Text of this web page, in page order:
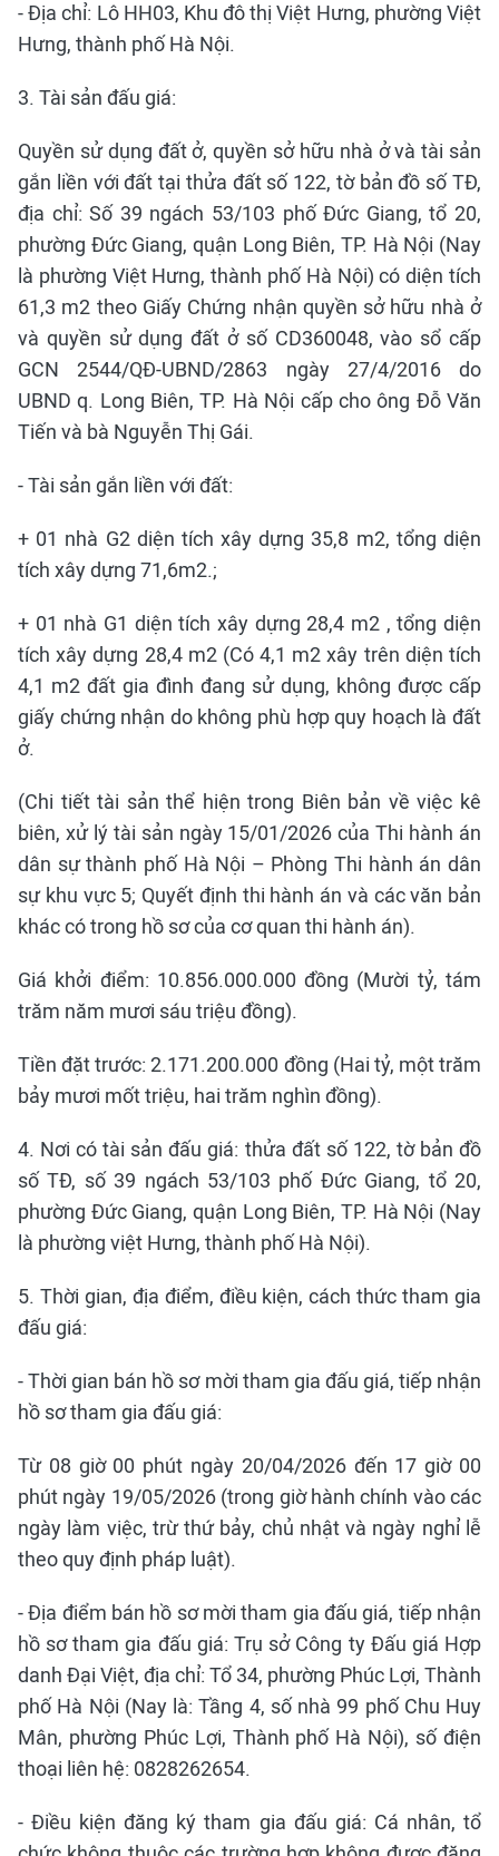
- Địa chỉ: Lô HH03, Khu đô thị Việt Hưng, phường Việt
Hưng, thành phố Hà Nội.
3. Tài sản đấu giá:
Quyền sử dụng đất ở, quyền sở hữu nhà ở và tài sản
gắn liền với đất tại thửa đất số 122, tờ bản đồ số TĐ,
địa chỉ: Số 39 ngách 53/103 phố Đức Giang, tổ 20,
phường Đức Giang, quận Long Biên, TP. Hà Nội (Nay
là phường Việt Hưng, thành phố Hà Nội) có diện tích
61,3 m2 theo Giấy Chứng nhận quyền sở hữu nhà ở
và quyền sử dụng đất ở số CD360048, vào sổ cấp
GCN 2544/QĐ-UBND/2863 ngày 27/4/2016 do
UBND q. Long Biên, TP. Hà Nội cấp cho ông Đỗ Văn
Tiến và bà Nguyễn Thị Gái.
- Tài sản gắn liền với đất:
+ 01 nhà G2 diện tích xây dựng 35,8 m2, tổng diện
tích xây dựng 71,6m2.;
+ 01 nhà G1 diện tích xây dựng 28,4 m2 , tổng diện
tích xây dựng 28,4 m2 (Có 4,1 m2 xây trên diện tích
4,1 m2 đất gia đình đang sử dụng, không được cấp
giấy chứng nhận do không phù hợp quy hoạch là đất
ở.
(Chi tiết tài sản thể hiện trong Biên bản về việc kê
biên, xử lý tài sản ngày 15/01/2026 của Thi hành án
dân sự thành phố Hà Nội – Phòng Thi hành án dân
sự khu vực 5; Quyết định thi hành án và các văn bản
khác có trong hồ sơ của cơ quan thi hành án).
Giá khởi điểm: 10.856.000.000 đồng (Mười tỷ, tám
trăm năm mươi sáu triệu đồng).
Tiền đặt trước: 2.171.200.000 đồng (Hai tỷ, một trăm
bảy mươi mốt triệu, hai trăm nghìn đồng).
4. Nơi có tài sản đấu giá: thửa đất số 122, tờ bản đồ
số TĐ, số 39 ngách 53/103 phố Đức Giang, tổ 20,
phường Đức Giang, quận Long Biên, TP. Hà Nội (Nay
là phường việt Hưng, thành phố Hà Nội).
5. Thời gian, địa điểm, điều kiện, cách thức tham gia
đấu giá:
- Thời gian bán hồ sơ mời tham gia đấu giá, tiếp nhận
hồ sơ tham gia đấu giá:
Từ 08 giờ 00 phút ngày 20/04/2026 đến 17 giờ 00
phút ngày 19/05/2026 (trong giờ hành chính vào các
ngày làm việc, trừ thứ bảy, chủ nhật và ngày nghỉ lễ
theo quy định pháp luật).
- Địa điểm bán hồ sơ mời tham gia đấu giá, tiếp nhận
hồ sơ tham gia đấu giá: Trụ sở Công ty Đấu giá Hợp
danh Đại Việt, địa chỉ: Tổ 34, phường Phúc Lợi, Thành
phố Hà Nội (Nay là: Tầng 4, số nhà 99 phố Chu Huy
Mân, phường Phúc Lợi, Thành phố Hà Nội), số điện
thoại liên hệ: 0828262654.
- Điều kiện đăng ký tham gia đấu giá: Cá nhân, tổ